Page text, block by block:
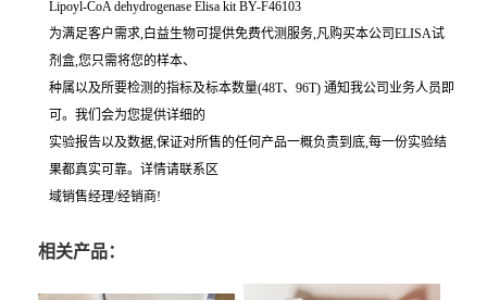
Lipoyl-CoA dehydrogenase Elisa kit BY-F46103
为满足客户需求,白益生物可提供免费代测服务,凡购买本公司ELISA试
剂盒,您只需将您的样本、
种属以及所要检测的指标及标本数量(48T、96T) 通知我公司业务人员即
可。我们会为您提供详细的
实验报告以及数据,保证对所售的任何产品一概负责到底,每一份实验结
果都真实可靠。详情请联系区
域销售经理/经销商!
相关产品：